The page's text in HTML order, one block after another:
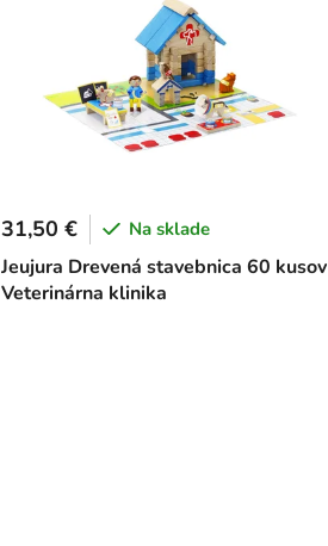
Jeujura Drevená stavebnica 60 kusov
Veterinárna klinika
31,50 € Na sklade